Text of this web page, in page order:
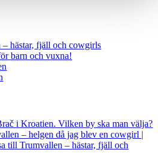
hästar, fjäll och cowgirls
barn och vuxna!
i Kroatien. Vilken by ska man välja?
– helgen då jag blev en cowgirl |
till Trumvallen – hästar, fjäll och